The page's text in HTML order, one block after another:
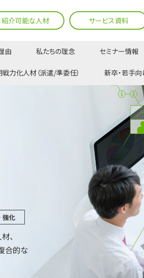
紹介可能な人材 サービス資料
力化人材（派遣/準委任） 新卒・若手向
由 私たちの理念 セミナー情報
、
合的な